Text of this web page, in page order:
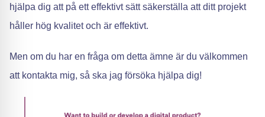
hjälpa dig att på ett effektivt sätt säkerställa att ditt projekt
håller hög kvalitet och är effektivt.
Men om du har en fråga om detta ämne är du välkommen
att kontakta mig, så ska jag försöka hjälpa dig!